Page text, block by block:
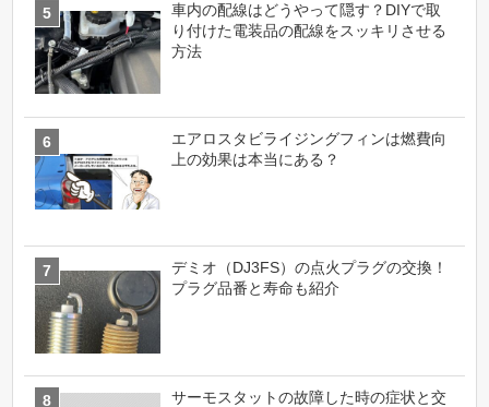
車内の配線はどうやって隠す？DIYで取
り付けた電装品の配線をスッキリさせる
方法
エアロスタビライジングフィンは燃費向
上の効果は本当にある？
デミオ（DJ3FS）の点火プラグの交換！
プラグ品番と寿命も紹介
サーモスタットの故障した時の症状と交